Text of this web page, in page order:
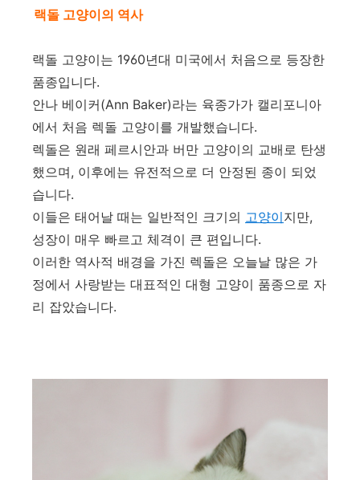
랙돌 고양이의 역사
랙돌 고양이는 1960년대 미국에서 처음으로 등장한
품종입니다.
안나 베이커(Ann Baker)라는 육종가가 캘리포니아
에서 처음 렉돌 고양이를 개발했습니다.
렉돌은 원래 페르시안과 버만 고양이의 교배로 탄생
했으며, 이후에는 유전적으로 더 안정된 종이 되었
습니다.
이들은 태어날 때는 일반적인 크기의 고양이지만,
성장이 매우 빠르고 체격이 큰 편입니다.
이러한 역사적 배경을 가진 렉돌은 오늘날 많은 가
정에서 사랑받는 대표적인 대형 고양이 품종으로 자
리 잡았습니다.